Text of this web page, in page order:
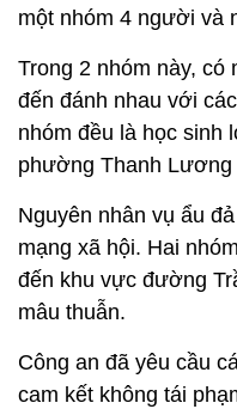
một nhóm 4 người và
Trong 2 nhóm này,
đến đánh nhau với
nhóm đều là học sinh
phường Thanh Lương
Nguyên nhân vụ ẩu
mạng xã hội. Hai
đến khu vực đường
mâu thuẫn.
Công an đã yêu cầu
cam kết không tái